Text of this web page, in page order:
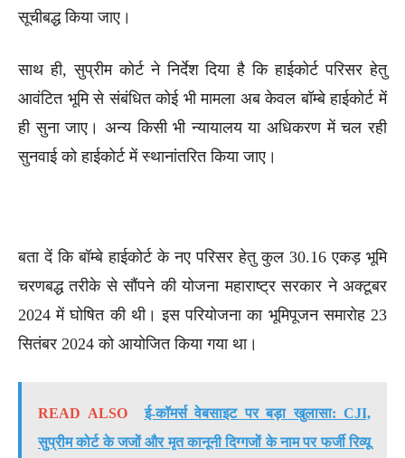
सूचीबद्ध किया जाए।
साथ ही, सुप्रीम कोर्ट ने निर्देश दिया है कि हाईकोर्ट परिसर हेतु
आवंटित भूमि से संबंधित कोई भी मामला अब केवल बॉम्बे हाईकोर्ट में
ही सुना जाए। अन्य किसी भी न्यायालय या अधिकरण में चल रही
सुनवाई को हाईकोर्ट में स्थानांतरित किया जाए।
बता दें कि बॉम्बे हाईकोर्ट के नए परिसर हेतु कुल 30.16 एकड़ भूमि
चरणबद्ध तरीके से सौंपने की योजना महाराष्ट्र सरकार ने अक्टूबर
2024 में घोषित की थी। इस परियोजना का भूमिपूजन समारोह 23
सितंबर 2024 को आयोजित किया गया था।
READ ALSO
ई-कॉमर्स वेबसाइट पर बड़ा खुलासा: CJI,
सुप्रीम कोर्ट के जजों और मृत कानूनी दिग्गजों के नाम पर फर्जी रिव्यू